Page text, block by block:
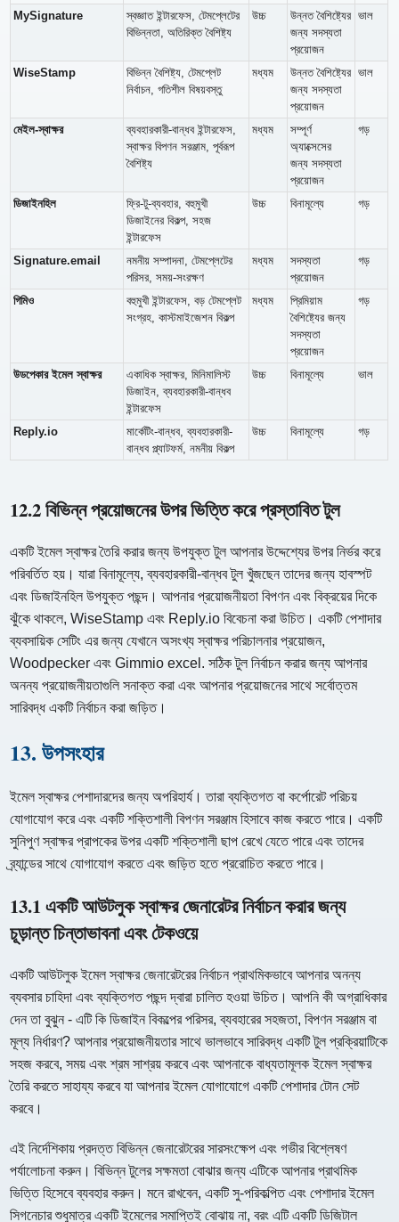
MySignature
স্বজ্ঞাত ইন্টারফেস, টেমপ্লেটের
বিভিন্নতা, অতিরিক্ত বৈশিষ্ট্য
উচ্চ
উন্নত বৈশিষ্ট্যের
জন্য সদস্যতা
প্রয়োজন
ভাল
WiseStamp
বিভিন্ন বৈশিষ্ট্য, টেমপ্লেট
নির্বাচন, গতিশীল বিষয়বস্তু
মধ্যম
উন্নত বৈশিষ্ট্যের
জন্য সদস্যতা
প্রয়োজন
ভাল
মেইল-স্বাক্ষর
ব্যবহারকারী-বান্ধব ইন্টারফেস,
স্বাক্ষর বিপণন সরঞ্জাম, পূর্বরূপ
বৈশিষ্ট্য
মধ্যম
সম্পূর্ণ
অ্যাক্সেসের
জন্য সদস্যতা
প্রয়োজন
গড়
ডিজাইনহিল
ফ্রি-টু-ব্যবহার, বহুমুখী
ডিজাইনের বিকল্প, সহজ
ইন্টারফেস
উচ্চ বিনামূল্যে গড়
Signature.email
নমনীয় সম্পাদনা, টেমপ্লেটের
পরিসর, সময়-সংরক্ষণ
মধ্যম
সদস্যতা
প্রয়োজন
গড়
গিমিও
বহুমুখী ইন্টারফেস, বড় টেমপ্লেট
সংগ্রহ, কাস্টমাইজেশন বিকল্প
মধ্যম
প্রিমিয়াম
বৈশিষ্ট্যের জন্য
সদস্যতা
প্রয়োজন
গড়
উডপেকার ইমেল স্বাক্ষর
একাধিক স্বাক্ষর, মিনিমালিস্ট
ডিজাইন, ব্যবহারকারী-বান্ধব
ইন্টারফেস
উচ্চ বিনামূল্যে ভাল
Reply.io
মার্কেটিং-বান্ধব, ব্যবহারকারী-
বান্ধব প্ল্যাটফর্ম, নমনীয় বিকল্প
উচ্চ বিনামূল্যে গড়
12.2 বিভিন্ন প্রয়োজনের উপর ভিত্তি করে প্রস্তাবিত টুল
একটি ইমেল স্বাক্ষর তৈরি করার জন্য উপযুক্ত টুল আপনার উদ্দেশ্যের উপর নির্ভর করে
পরিবর্তিত হয়। যারা বিনামূল্যে, ব্যবহারকারী-বান্ধব টুল খুঁজছেন তাদের জন্য হাবস্পট
এবং ডিজাইনহিল উপযুক্ত পছন্দ। আপনার প্রয়োজনীয়তা বিপণন এবং বিক্রয়ের দিকে
ঝুঁকে থাকলে, WiseStamp এবং Reply.io বিবেচনা করা উচিত। একটি পেশাদার
ব্যবসায়িক সেটিং এর জন্য যেখানে অসংখ্য স্বাক্ষর পরিচালনার প্রয়োজন,
Woodpecker এবং Gimmio excel. সঠিক টুল নির্বাচন করার জন্য আপনার
অনন্য প্রয়োজনীয়তাগুলি সনাক্ত করা এবং আপনার প্রয়োজনের সাথে সর্বোত্তম
সারিবদ্ধ একটি নির্বাচন করা জড়িত।
13. উপসংহার
ইমেল স্বাক্ষর পেশাদারদের জন্য অপরিহার্য। তারা ব্যক্তিগত বা কর্পোরেট পরিচয়
যোগাযোগ করে এবং একটি শক্তিশালী বিপণন সরঞ্জাম হিসাবে কাজ করতে পারে। একটি
সুনিপুণ স্বাক্ষর প্রাপকের উপর একটি শক্তিশালী ছাপ রেখে যেতে পারে এবং তাদের
ব্র্যান্ডের সাথে যোগাযোগ করতে এবং জড়িত হতে প্ররোচিত করতে পারে।
13.1 একটি আউটলুক স্বাক্ষর জেনারেটর নির্বাচন করার জন্য
চূড়ান্ত চিন্তাভাবনা এবং টেকওয়ে
একটি আউটলুক ইমেল স্বাক্ষর জেনারেটরের নির্বাচন প্রাথমিকভাবে আপনার অনন্য
ব্যবসার চাহিদা এবং ব্যক্তিগত পছন্দ দ্বারা চালিত হওয়া উচিত। আপনি কী অগ্রাধিকার
দেন তা বুঝুন - এটি কি ডিজাইন বিকল্পের পরিসর, ব্যবহারের সহজতা, বিপণন সরঞ্জাম বা
মূল্য নির্ধারণ? আপনার প্রয়োজনীয়তার সাথে ভালভাবে সারিবদ্ধ একটি টুল প্রক্রিয়াটিকে
সহজ করবে, সময় এবং শ্রম সাশ্রয় করবে এবং আপনাকে বাধ্যতামূলক ইমেল স্বাক্ষর
তৈরি করতে সাহায্য করবে যা আপনার ইমেল যোগাযোগে একটি পেশাদার টোন সেট
করবে।
এই নির্দেশিকায় প্রদত্ত বিভিন্ন জেনারেটরের সারসংক্ষেপ এবং গভীর বিশ্লেষণ
পর্যালোচনা করুন। বিভিন্ন টুলের সক্ষমতা বোঝার জন্য এটিকে আপনার প্রাথমিক
ভিত্তি হিসেবে ব্যবহার করুন। মনে রাখবেন, একটি সু-পরিকল্পিত এবং পেশাদার ইমেল
সিগনেচার শুধুমাত্র একটি ইমেলের সমাপ্তিই বোঝায় না, বরং এটি একটি ডিজিটাল